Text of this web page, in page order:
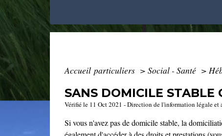
Accueil particuliers > Social - Santé >
SANS DOMICILE
Vérifié le 11 Oct 2021 - Direction de l'information légale et
Si vous n'avez pas de domicile stable, la